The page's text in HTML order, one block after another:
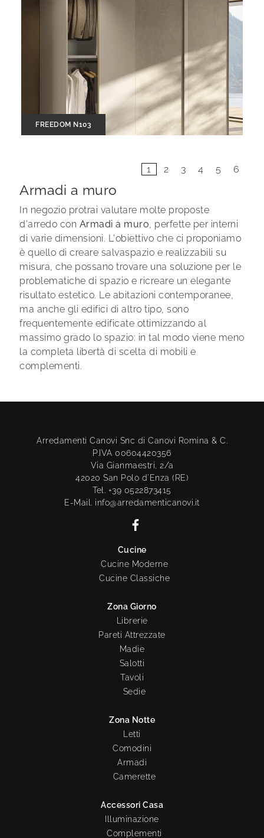
FREEDOM N103
1 2 3 4 5 6
Armadi a muro
In negozio protrai valutare molte proposte
d'arredo con Armadi a muro , perfette per interni
di varie dimensioni. L'obiettivo che ci proponiamo
è quello di creare salvaspazio e realizzabili su
misura, che possano trovare una soluzione per le
problematiche di spazio e ricreare un elegante
risultato estetico. Le abitazioni contemporanee,
ma anche gli edifici di altro tipo, sono
frequentemente edificate ottimizzando al
massimo grado lo spazio: in tal modo viene meno
la completa libertà di scelta di mobili e
complementi.
Arredamenti Canovi Snc di Canovi Romina & C.
P.IVA 00604420356
Via Gianmaestri, 2/a
42020 San Polo d'Enza (RE)
Tel. +39 0522873415
E-Mail. info@arredamenticanovi.it
Cucine
Cucine Moderne
Cucine Classiche
Zona Giorno
Librerie
Pareti Attrezzate
Madie
Salotti
Tavoli
Sedie
Zona Notte
Letti
Comodini
Armadi
Camerette
Accessori Casa
Illuminazione
Complementi